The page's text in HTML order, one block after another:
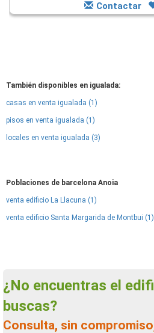
Contactar
También disponibles en igualada:
casas en venta igualada (1)
pisos en venta igualada (1)
locales en venta igualada (3)
Poblaciones de barcelona Anoia
venta edificio La Llacuna (1)
venta edificio Santa Margarida de Montbui (1)
¿No encuentras el edificio en venta que
buscas?
Consulta, sin compromiso, a un agente